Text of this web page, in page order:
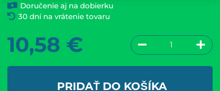
Doručenie aj na dobierku
30 dní na vrátenie tovaru
10,58 €
PRIDAŤ DO KOŠÍKA